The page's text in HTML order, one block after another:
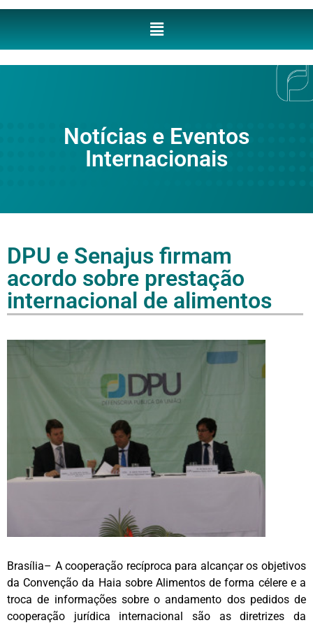
Notícias e Eventos
Internacionais
DPU e Senajus firmam
acordo sobre prestação
internacional de alimentos
Brasília– A cooperação recíproca para alcançar os objetivos
da Convenção da Haia sobre Alimentos de forma célere e a
troca de informações sobre o andamento dos pedidos de
cooperação jurídica internacional são as diretrizes da